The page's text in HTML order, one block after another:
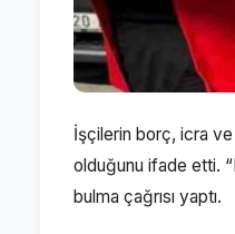
İşçilerin borç, icra ve
olduğunu ifade etti.
bulma çağrısı yaptı.